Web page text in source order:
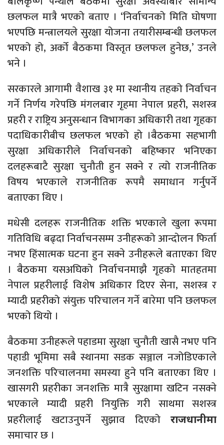
छलफल मात्रै भएको बताए । ‘निर्वाचनको मिति घोषणा
भएपछि मन्त्रालयले सुरक्षा योजना तयारीसम्बन्धी छलफल
भएको हो, अर्को बैठकमा विस्तृत छलफल हुनेछ,’ उनले
भने ।
सरकारले आगामी वैशाख ३१ मा स्थानीय तहको निर्वाचन
गर्ने निर्णय गरेपछि मंगलबार गृहमा नेपाल प्रहरी, सशस्त्र
प्रहरी र राष्ट्रिय अनुसन्धान विभागका अधिकारी तथा गृहका
पदाधिकारीबीच छलफल भएको हो ।बैठकमा सहभागी
सुरक्षा अधिकारीले निर्वाचनको बहिष्कार भनिएका
दलहरूबाटै सुरक्षा चुनौती हुन सक्ने र त्यो राजनीतिक
विषय भएकाले राजनीतिक रूपमै समाधान गर्नुपर्ने
बताएका थिए ।
मधेसी दलहरू राजनीतिक शक्ति भएकाले खुला रूपमा
गतिविधि बढ्दा निर्वाचनसम्म उनीहरूको आन्दोलन फिर्ता
नभए हिंसात्मक घटना हुन सक्ने उनीहरूले बताएका थिए
। बैठकमा यसअघिको निर्वाचनमाझै गृहको मातहतमा
नेपाल प्रहरीलाई विशेष अधिकार दिएर सेना, सशस्त्र र
म्यादी प्रहरीको संयुक्त परिचालन गर्ने बारेमा पनि छलफल
भएको थियो ।
बैठकमा उनीहरूले पहाडमा सुरक्षा चुनौती खासै नभए पनि
पहाडी भूमिमा सबै स्थानमा सडक सञ्जाल नजोडिएकाले
जनशक्ति परिचालनमा समस्या हुने पनि बताएका थिए ।
खासगरी प्रहरीका जनशक्ति मात्रै सुरक्षामा खटिन नसक्ने
भएकाले म्यादी प्रहरी नियुक्ति गरी साथमा सशस्त्र
प्रहरीलाई खटाउनुपर्ने सुझाव दिएको
राजधानीमा
समाचार छ ।